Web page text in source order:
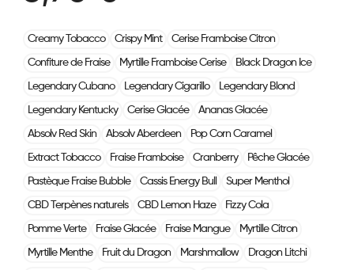
Creamy Tobacco Crispy Mint Cerise Framboise Citron
Confiture de Fraise Myrtille Framboise Cerise Black Dragon Ice
Legendary Cubano Legendary Cigarillo Legendary Blond
Legendary Kentucky Cerise Glacée Ananas Glacée
Absolv Red Skin Absolv Aberdeen Pop Corn Caramel
Extract Tobacco Fraise Framboise Cranberry Pêche Glacée
Pastèque Fraise Bubble Cassis Energy Bull Super Menthol
CBD Terpènes naturels CBD Lemon Haze Fizzy Cola
Pomme Verte Fraise Glacée Fraise Mangue Myrtille Citron
Myrtille Menthe Fruit du Dragon Marshmallow Dragon Litchi